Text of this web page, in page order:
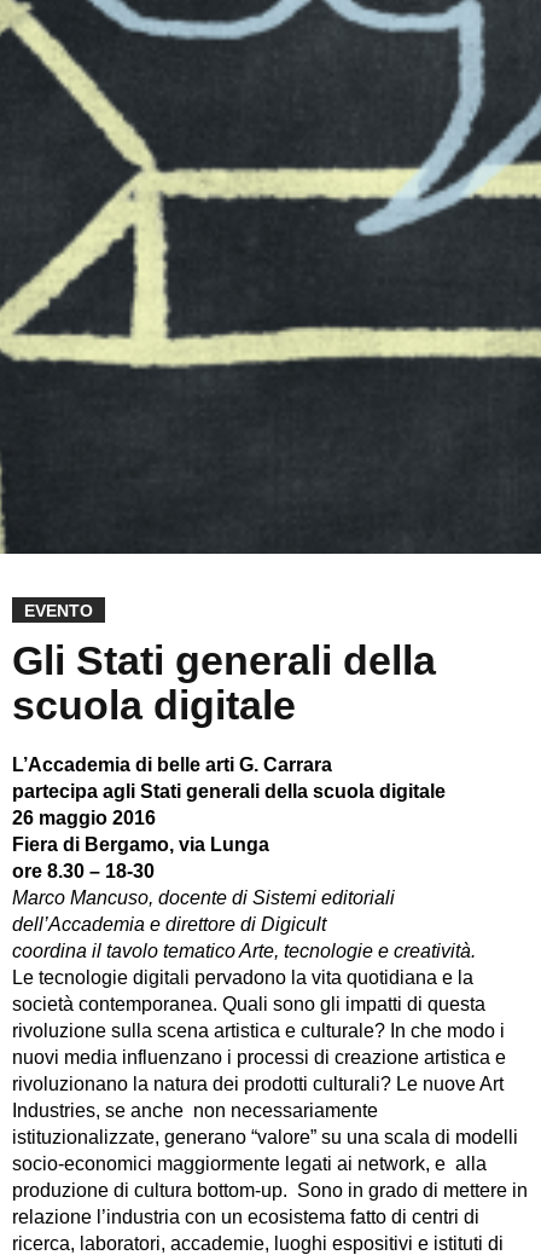
EVENTO
Gli Stati generali della
scuola digitale
L’Accademia di belle arti G. Carrara
partecipa agli Stati generali della scuola digitale
26 maggio 2016
Fiera di Bergamo, via Lunga
ore 8.30 – 18-30
Marco Mancuso, docente di Sistemi editoriali
dell’Accademia e direttore di Digicult
coordina il tavolo tematico Arte, tecnologie e creatività.
Le tecnologie digitali pervadono la vita quotidiana e la
società contemporanea. Quali sono gli impatti di questa
rivoluzione sulla scena artistica e culturale? In che modo i
nuovi media influenzano i processi di creazione artistica e
rivoluzionano la natura dei prodotti culturali? Le nuove Art
Industries, se anche non necessariamente
istituzionalizzate, generano “valore” su una scala di modelli
socio-economici maggiormente legati ai network, e alla
produzione di cultura bottom-up. Sono in grado di mettere in
relazione l’industria con un ecosistema fatto di centri di
ricerca, laboratori, accademie, luoghi espositivi e istituti di